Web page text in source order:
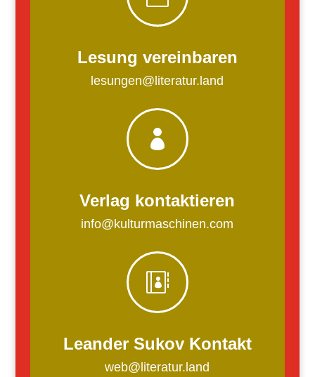
Lesung vereinbaren
lesungen@literatur.land

Verlag kontaktieren
info@kulturmaschinen.com

Leander Sukov Kontakt
web@literatur.land